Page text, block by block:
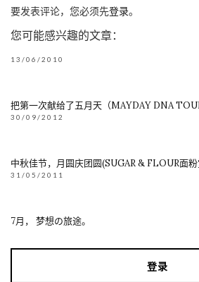
要发表评论，您必须先登录。
您可能感兴趣的文章：
13/06/2010
把第一次献给了五月天（MAYDAY DNA
30/09/2012
中秋佳节，月圆庆团圆(SUGAR & FLOUR面
31/05/2011
7月， 梦想の旅途。
登录